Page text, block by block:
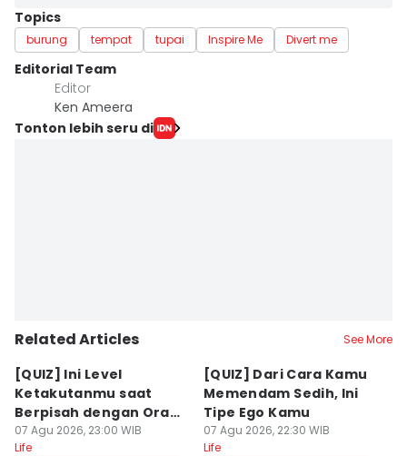
Topics
burung tempat tupai Inspire Me Divert me
Editorial Team
Editor
Ken Ameera
Tonton lebih seru di
Related Articles See More
[QUIZ] Ini Level
Ketakutanmu saat
Berpisah dengan Orang
Lain
07 Agu 2026, 23:00 WIB
Life
[QUIZ] Dari Cara Kamu
Memendam Sedih, Ini
Tipe Ego Kamu
07 Agu 2026, 22:30 WIB
Life